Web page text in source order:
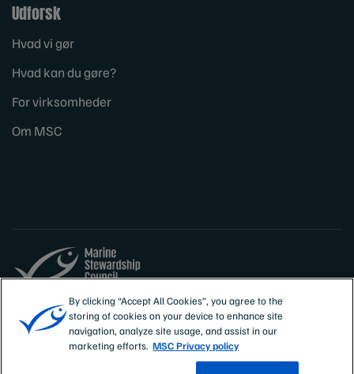
Udforsk
Hvad vi gør
Hvad kan du gøre?
For virksomheder
Om MSC
Sites
DanmarkBy clicking “Accept All Cookies”, you agree to the
storing of cookies on your device to enhance site
navigation, analyze site usage, and assist in our
marketing efforts. MSC Privacy policy